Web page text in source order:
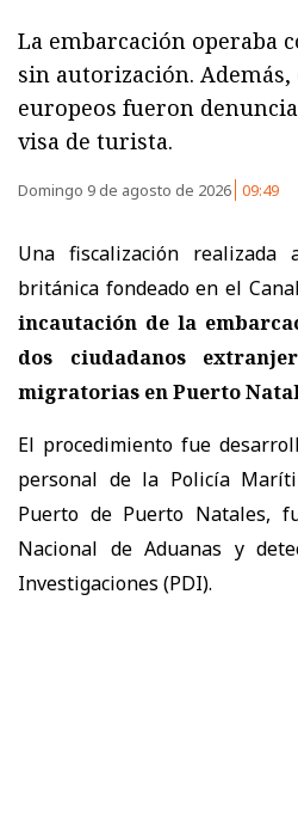
La embarcación operaba
sin autorización.
europeos fueron
visa de turista.
Domingo 9 de agosto de 2026 09:49
Una fiscalización
británica fondeado en el
incautación de la
dos ciudadanos
migratorias en Puerto
El procedimiento fue
personal de la Policía
Puerto de Puerto Natales,
Nacional de Aduanas y
Investigaciones (PDI).